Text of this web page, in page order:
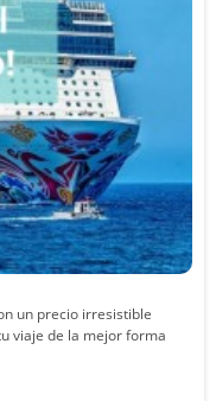
un precio irresistible
viaje de la mejor forma